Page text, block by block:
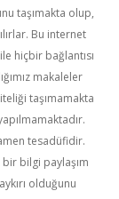
taşımakta olup,
Bu internet
hiçbir bağlantısı
makaleler
taşımamakta
tesadüfidir.
bilgi paylaşım
olduğunu